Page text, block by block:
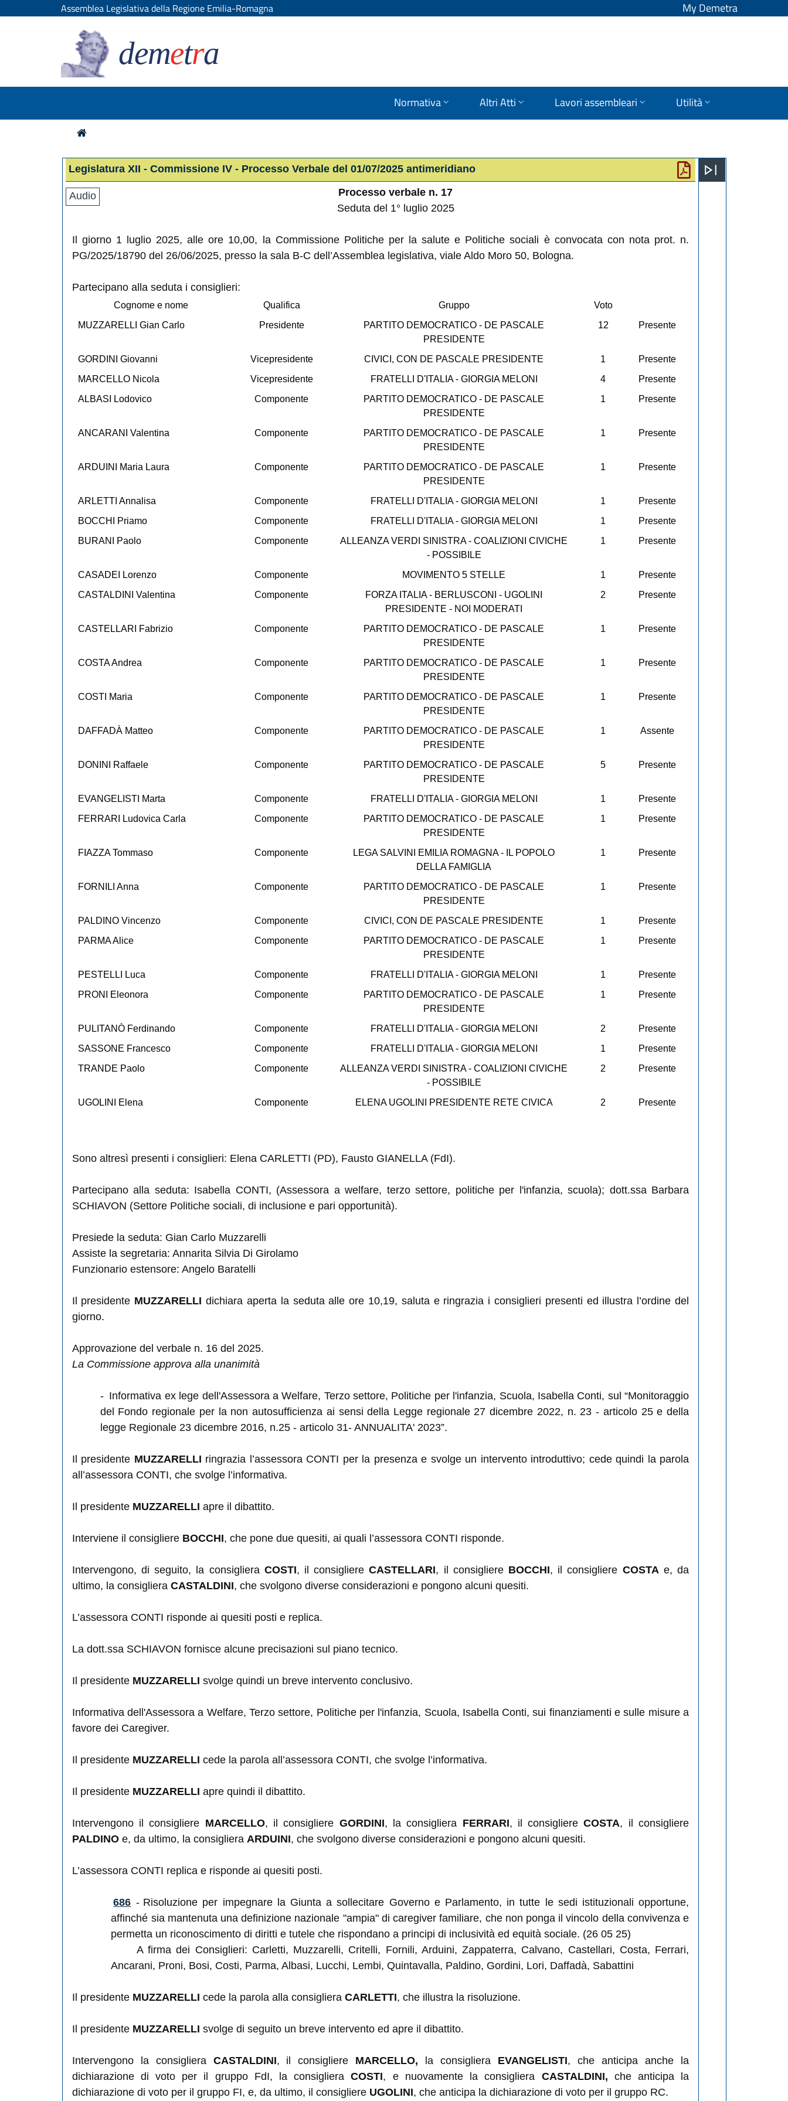
Assemblea Legislativa della Regione Emilia-Romagna My Demetra
demetra
Normativa Altri Atti Lavori assembleari Utilità
Legislatura XII - Commissione IV - Processo Verbale del 01/07/2025 antimeridiano
Audio
Processo verbale n. 17
Seduta del 1° luglio 2025
Il giorno 1 luglio 2025, alle ore 10,00, la Commissione Politiche per la salute e Politiche sociali è convocata con nota prot. n.
PG/2025/18790 del 26/06/2025, presso la sala B-C dell’Assemblea legislativa, viale Aldo Moro 50, Bologna.
Partecipano alla seduta i consiglieri:
Cognome e nome Qualifica Gruppo
Voto
MUZZARELLI Gian Carlo
Presidente
PARTITO DEMOCRATICO - DE PASCALE
PRESIDENTE
12 Presente
GORDINI Giovanni Vicepresidente CIVICI, CON DE PASCALE PRESIDENTE 1
Presente
MARCELLO Nicola
Vicepresidente FRATELLI D'ITALIA - GIORGIA MELONI 4
Presente
ALBASI Lodovico
Componente
PARTITO DEMOCRATICO - DE PASCALE
PRESIDENTE
1 Presente
ANCARANI Valentina Componente
PARTITO DEMOCRATICO - DE PASCALE
PRESIDENTE
1 Presente
ARDUINI Maria Laura Componente
PARTITO DEMOCRATICO - DE PASCALE
PRESIDENTE
1 Presente
ARLETTI Annalisa Componente FRATELLI D'ITALIA - GIORGIA MELONI 1
Presente
BOCCHI Priamo
Componente FRATELLI D'ITALIA - GIORGIA MELONI 1
Presente
BURANI Paolo
Componente
ALLEANZA VERDI SINISTRA - COALIZIONI CIVICHE
- POSSIBILE
1 Presente
CASADEI Lorenzo Componente MOVIMENTO 5 STELLE 1
Presente
CASTALDINI Valentina
Componente
FORZA ITALIA - BERLUSCONI - UGOLINI
PRESIDENTE - NOI MODERATI
2 Presente
CASTELLARI Fabrizio Componente
PARTITO DEMOCRATICO - DE PASCALE
PRESIDENTE
1 Presente
COSTA Andrea Componente
PARTITO DEMOCRATICO - DE PASCALE
PRESIDENTE
1 Presente
COSTI Maria Componente
PARTITO DEMOCRATICO - DE PASCALE
PRESIDENTE
1 Presente
DAFFADÀ Matteo Componente
PARTITO DEMOCRATICO - DE PASCALE
PRESIDENTE
1 Assente
DONINI Raffaele Componente
PARTITO DEMOCRATICO - DE PASCALE
PRESIDENTE
5 Presente
EVANGELISTI Marta Componente FRATELLI D'ITALIA - GIORGIA MELONI 1
Presente
FERRARI Ludovica Carla
Componente
PARTITO DEMOCRATICO - DE PASCALE
PRESIDENTE
1 Presente
FIAZZA Tommaso Componente
LEGA SALVINI EMILIA ROMAGNA - IL POPOLO
DELLA FAMIGLIA
1 Presente
FORNILI Anna Componente
PARTITO DEMOCRATICO - DE PASCALE
PRESIDENTE
1 Presente
PALDINO Vincenzo Componente CIVICI, CON DE PASCALE PRESIDENTE 1
Presente
PARMA Alice
Componente
PARTITO DEMOCRATICO - DE PASCALE
PRESIDENTE
1 Presente
PESTELLI Luca Componente FRATELLI D'ITALIA - GIORGIA MELONI 1
Presente
PRONI Eleonora
Componente
PARTITO DEMOCRATICO - DE PASCALE
PRESIDENTE
1 Presente
PULITANÒ Ferdinando Componente FRATELLI D'ITALIA - GIORGIA MELONI 2
Presente
SASSONE Francesco
Componente FRATELLI D'ITALIA - GIORGIA MELONI 1
Presente
TRANDE Paolo
Componente
ALLEANZA VERDI SINISTRA - COALIZIONI CIVICHE
- POSSIBILE
2 Presente
UGOLINI Elena Componente ELENA UGOLINI PRESIDENTE RETE CIVICA 2 Presente
Sono altresì presenti i consiglieri: Elena CARLETTI (PD), Fausto GIANELLA (FdI).
Partecipano alla seduta: Isabella CONTI, (Assessora a welfare, terzo settore, politiche per l'infanzia, scuola); dott.ssa Barbara
SCHIAVON (Settore Politiche sociali, di inclusione e pari opportunità).
Presiede la seduta: Gian Carlo Muzzarelli
Assiste la segretaria: Annarita Silvia Di Girolamo
Funzionario estensore: Angelo Baratelli
Il presidente MUZZARELLI dichiara aperta la seduta alle ore 10,19, saluta e ringrazia i consiglieri presenti ed illustra l’ordine del
giorno.
Approvazione del verbale n. 16 del 2025.
La Commissione approva alla unanimità
- Informativa ex lege dell'Assessora a Welfare, Terzo settore, Politiche per l'infanzia, Scuola, Isabella Conti, sul “Monitoraggio
del Fondo regionale per la non autosufficienza ai sensi della Legge regionale 27 dicembre 2022, n. 23 - articolo 25 e della
legge Regionale 23 dicembre 2016, n.25 - articolo 31- ANNUALITA' 2023”.
Il presidente MUZZARELLI ringrazia l’assessora CONTI per la presenza e svolge un intervento introduttivo; cede quindi la parola
all’assessora CONTI, che svolge l’informativa.
Il presidente MUZZARELLI apre il dibattito.
Interviene il consigliere BOCCHI, che pone due quesiti, ai quali l’assessora CONTI risponde.
Intervengono, di seguito, la consigliera COSTI, il consigliereCASTELLARI, il consigliere BOCCHI, il consigliere COSTA e, da
ultimo, la consigliera CASTALDINI, che svolgono diverse considerazioni e pongono alcuni quesiti.
L’assessora CONTI risponde ai quesiti posti e replica.
La dott.ssa SCHIAVON fornisce alcune precisazioni sul piano tecnico.
Il presidente MUZZARELLI svolge quindi un breve intervento conclusivo.
Informativa dell'Assessora a Welfare, Terzo settore, Politiche per l'infanzia, Scuola, Isabella Conti, sui finanziamenti e sulle misure a
favore dei Caregiver.
Il presidente MUZZARELLI cede la parola all’assessora CONTI, che svolge l’informativa.
Il presidente MUZZARELLI apre quindi il dibattito.
Intervengono il consigliere MARCELLO, il consigliere GORDINI, la consigliera FERRARI, il consigliereCOSTA, il consigliere
PALDINOe, da ultimo, la consigliera ARDUINI, che svolgono diverse considerazioni e pongono alcuni quesiti.
L’assessora CONTI replica e risponde ai quesiti posti.
686 - Risoluzione per impegnare la Giunta a sollecitare Governo e Parlamento, in tutte le sedi istituzionali opportune,
affinché sia mantenuta una definizione nazionale "ampia" di caregiver familiare, che non ponga il vincolo della convivenza e
permetta un riconoscimento di diritti e tutele che rispondano a principi di inclusività ed equità sociale. (26 05 25)
A firma dei Consiglieri: Carletti, Muzzarelli, Critelli, Fornili, Arduini, Zappaterra, Calvano, Castellari, Costa, Ferrari,
Ancarani, Proni, Bosi, Costi, Parma, Albasi, Lucchi, Lembi, Quintavalla, Paldino, Gordini, Lori, Daffadà, Sabattini
Il presidente MUZZARELLI cede la parola alla consigliera CARLETTI, che illustra la risoluzione.
Il presidente MUZZARELLI svolge di seguito un breve intervento ed apre il dibattito.
Intervengono la consigliera CASTALDINI, il consigliere MARCELLO, la consigliera EVANGELISTI, che anticipa anche la
dichiarazione di voto per il gruppo FdI, la consiglieraCOSTI, e nuovamente la consigliera CASTALDINI, che anticipa la
dichiarazione di voto per il gruppo FI, e, da ultimo, il consigliere UGOLINI, che anticipa la dichiarazione di voto per il gruppo RC.